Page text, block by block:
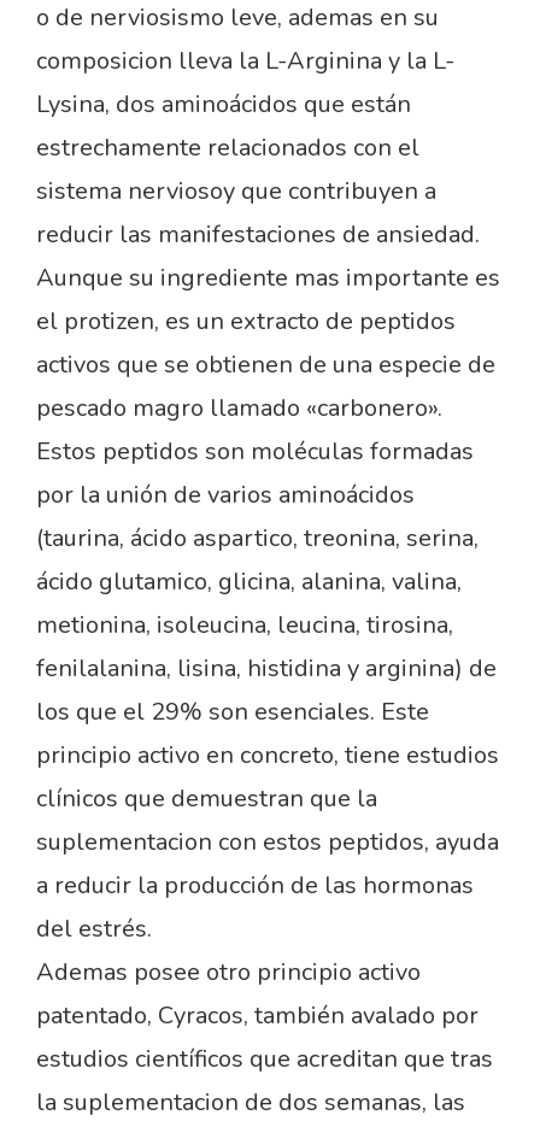
o de nerviosismo leve, ademas en su
composicion lleva la L-Arginina y la L-
Lysina, dos aminoácidos que están
estrechamente relacionados con el
sistema nerviosoy que contribuyen a
reducir las manifestaciones de ansiedad.
Aunque su ingrediente mas importante es
el protizen, es un extracto de peptidos
activos que se obtienen de una especie de
pescado magro llamado «carbonero».
Estos peptidos son moléculas formadas
por la unión de varios aminoácidos
(taurina, ácido aspartico, treonina, serina,
ácido glutamico, glicina, alanina, valina,
metionina, isoleucina, leucina, tirosina,
fenilalanina, lisina, histidina y arginina) de
los que el 29% son esenciales. Este
principio activo en concreto, tiene estudios
clínicos que demuestran que la
suplementacion con estos peptidos, ayuda
a reducir la producción de las hormonas
del estrés.
Ademas posee otro principio activo
patentado, Cyracos, también avalado por
estudios científicos que acreditan que tras
la suplementacion de dos semanas, las